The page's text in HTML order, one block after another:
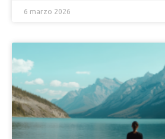
6 marzo 2026